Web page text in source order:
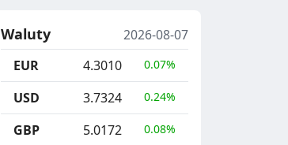
Waluty
2026-08-07
EUR
4.3010 0.07%
USD 3.7324 0.24%
GBP 5.0172 0.08%